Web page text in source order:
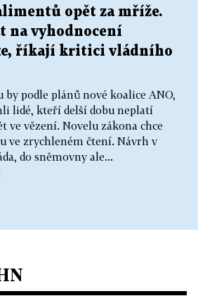
opět za mříže.
na vyhodnocení
říkají kritici vládního
podle plánů nové koalice ANO,
lidé, kteří delší dobu neplatí
ve vězení. Novelu zákona chce
ve zrychleném čtení. Návrh v
do sněmovny ale...